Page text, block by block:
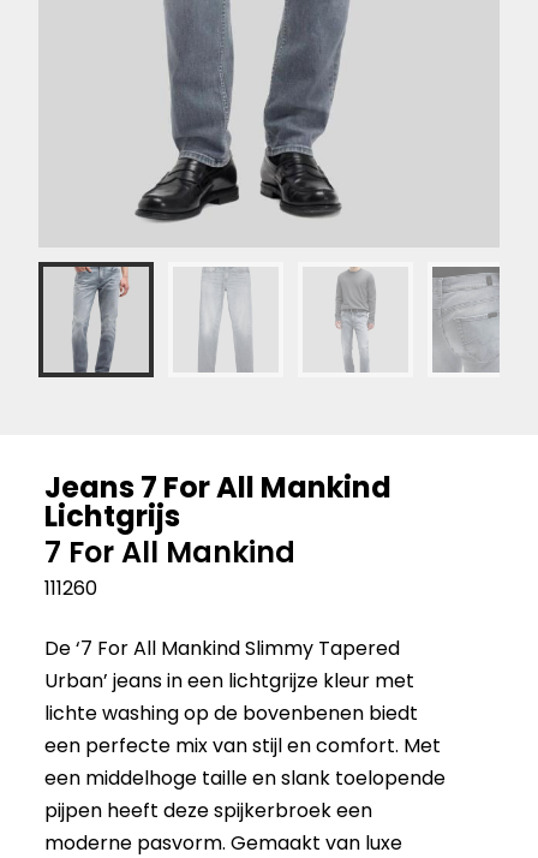
Jeans 7 For All Mankind
Lichtgrijs
7 For All Mankind
111260
De ‘7 For All Mankind Slimmy Tapered
Urban’ jeans in een lichtgrijze kleur met
lichte washing op de bovenbenen biedt
een perfecte mix van stijl en comfort. Met
een middelhoge taille en slank toelopende
pijpen heeft deze spijkerbroek een
moderne pasvorm. Gemaakt van luxe